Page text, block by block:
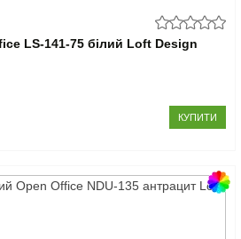
LS-141-75 білий Loft Design
КУПИТИ